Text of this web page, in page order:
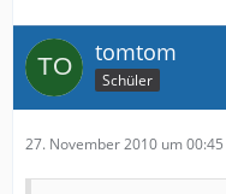
tomtom
Schüler
27. November 2010 um 00:45